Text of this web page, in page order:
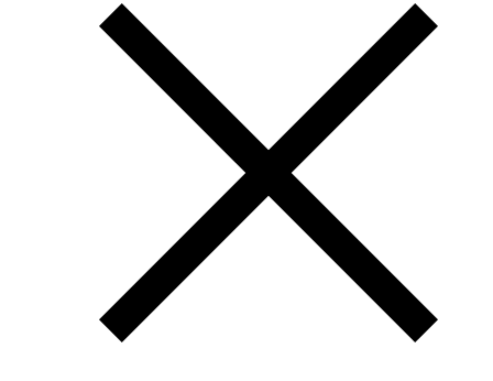
Vector VS
Vimar (Італія)
Volter (Україна)
Volterm (Україна)
Wago (Німеччина)
АС Привод (Україна)
АСКО-УКРЕМ (Україна)
Запорізький завод кольорових металів (ЗЗКМ)
Каблекс Одеса
Мегомметр (Україна)